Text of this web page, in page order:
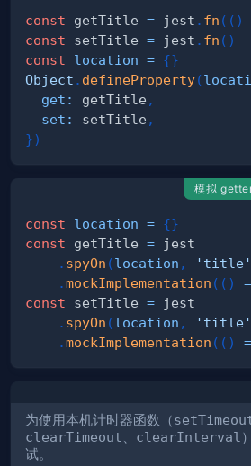
const getTitle = jest . fn ( ( )
const setTitle = jest . fn ( )
const
location = {}
Object . defineProperty(
get : getTitle ,
set : setTitle ,
})
模拟
const location = {}
const getTitle =
. spyOn (location , 'title'
.mockImplementation ( ( )
const setTitle =
. spyOn (location , 'title'
.mockImplementation ( ( )
为使用本机计时器函数（
clearTimeout、 clearInterval
试。